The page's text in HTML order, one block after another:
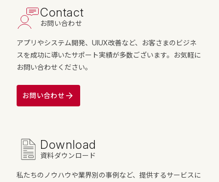
Contact
お問い合わせ
アプリやシステム開発、UIUX改善など、お客さまのビジネ
スを成功に導いたサポート実績が多数ございます。お気軽に
お問い合わせください。
お問い合わせ
Download
資料ダウンロード
私たちのノウハウや業界別の事例など、提供するサービスに